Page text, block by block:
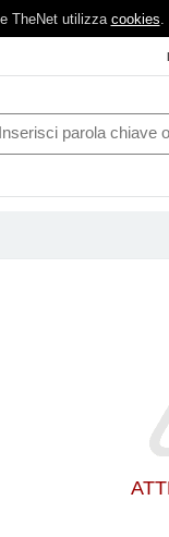
TheNet utilizza cookies.